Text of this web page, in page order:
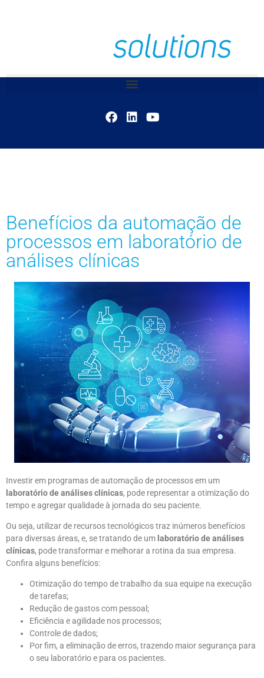
Benefícios da automação de
processos em laboratório de
análises clínicas
Investir em programas de automação de processos em um
laboratório de análises clínicas, pode representar a otimização do
tempo e agregar qualidade à jornada do seu paciente.
Ou seja, utilizar de recursos tecnológicos traz inúmeros benefícios
para diversas áreas, e, se tratando de um laboratório de análises
clínicas, pode transformar e melhorar a rotina da sua empresa.
Confira alguns benefícios:
Otimização do tempo de trabalho da sua equipe na execução
de tarefas;
Redução de gastos com pessoal;
Eficiência e agilidade nos processos;
Controle de dados;
Por fim, a eliminação de erros, trazendo maior segurança para
o seu laboratório e para os pacientes.